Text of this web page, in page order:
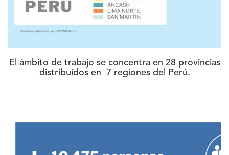
El ámbito de trabajo se concentra en 28 provincias
distribuidos en 7 regiones del Perú.